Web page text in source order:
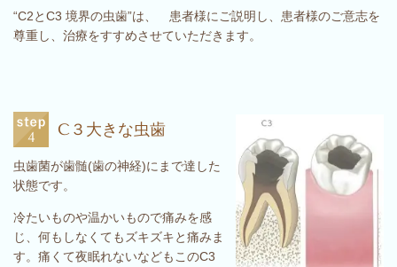
“C2とC3 境界の虫歯”は、 患者様にご説明し、患者様のご意志を
尊重し、治療をすすめさせていただきます。
C３大きな虫歯
虫歯菌が歯髄(歯の神経)にまで達した
状態です。
冷たいものや温かいもので痛みを感
じ、何もしなくてもズキズキと痛みま
す。痛くて夜眠れないなどもこのC3